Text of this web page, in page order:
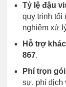
Tỷ lệ đậu
quy trình tối
nghiệm xử
Hỗ trợ
867.
Phí trọn
sự, phí dịch